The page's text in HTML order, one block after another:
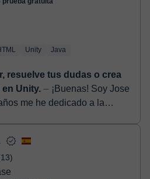
Unity Java
resuelve tus dudas o crea
Unity. ⏤ ¡Buenas! Soy Jose
me he dedicado a la